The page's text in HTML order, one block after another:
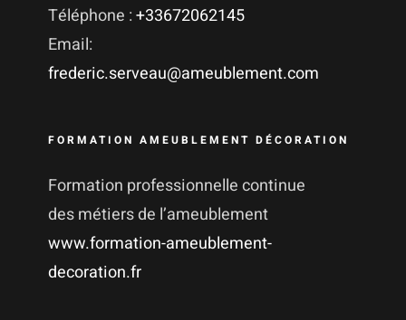
Téléphone :+33672062145
Email:
frederic.serveau@ameublement.com
FORMATION AMEUBLEMENT DÉCORATION
Formation professionnelle continue
des métiers de l’ameublement
www.formation-ameublement-
decoration.fr